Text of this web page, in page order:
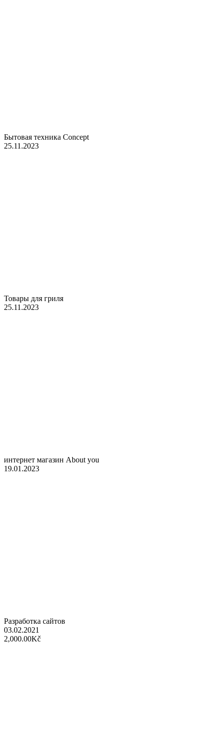
Бытовая техника Concept
25.11.2023
Товары для гриля
25.11.2023
интернет магазин About you
19.01.2023
Разработка сайтов
03.02.2021
2,000.00Kč